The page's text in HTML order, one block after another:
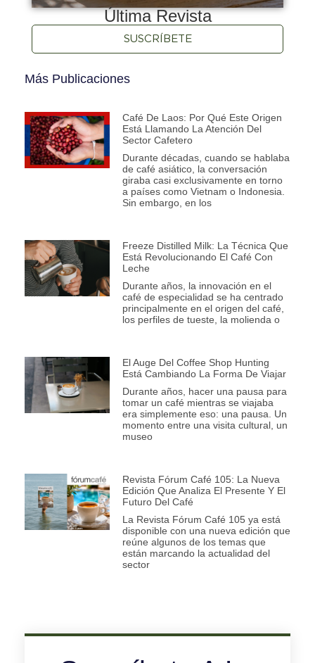
Última Revista
SUSCRÍBETE
Más Publicaciones
Café De Laos: Por Qué Este Origen
Está Llamando La Atención Del
Sector Cafetero
Durante décadas, cuando se hablaba
de café asiático, la conversación
giraba casi exclusivamente en torno
a países como Vietnam o Indonesia.
Sin embargo, en los
Freeze Distilled Milk: La Técnica Que
Está Revolucionando El Café Con
Leche
Durante años, la innovación en el
café de especialidad se ha centrado
principalmente en el origen del café,
los perfiles de tueste, la molienda o
El Auge Del Coffee Shop Hunting
Está Cambiando La Forma De Viajar
Durante años, hacer una pausa para
tomar un café mientras se viajaba
era simplemente eso: una pausa. Un
momento entre una visita cultural, un
museo
Revista Fórum Café 105: La Nueva
Edición Que Analiza El Presente Y El
Futuro Del Café
La Revista Fórum Café 105 ya está
disponible con una nueva edición que
reúne algunos de los temas que
están marcando la actualidad del
sector